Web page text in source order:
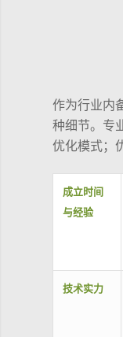
作为行业内
种细节。专
优化模式；
成立时间
与经验
技术实力